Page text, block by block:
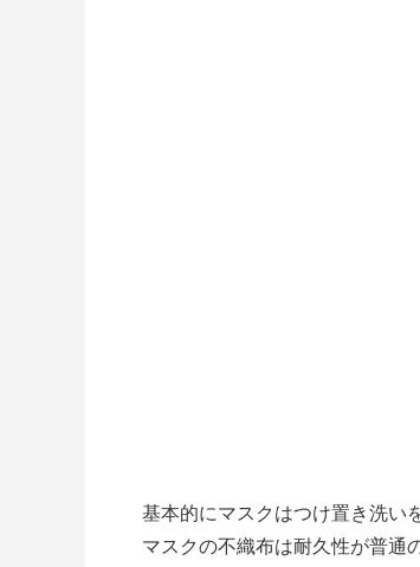
基本的にマスクはつけ置き洗い
マスクの不織布は耐久性が普通